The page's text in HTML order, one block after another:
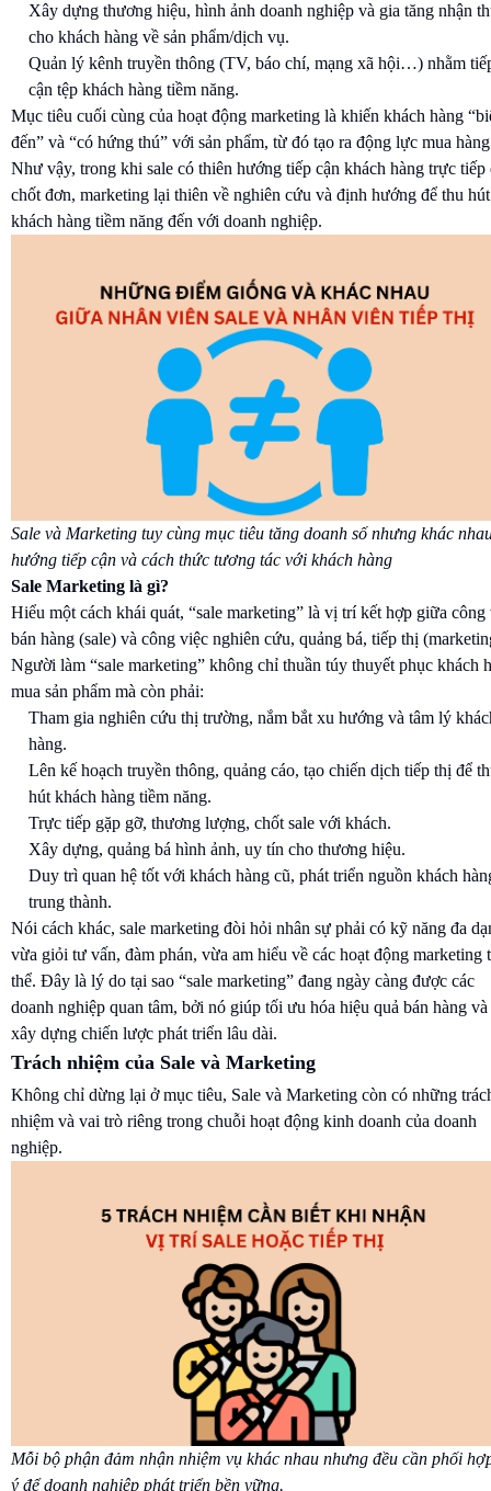
Xây dựng thương hiệu, hình ảnh doanh nghiệp và gia tăng nhận
cho khách hàng về sản phẩm/dịch vụ.
Quản lý kênh truyền thông (TV, báo chí, mạng xã hội…) nhằm
cận tệp khách hàng tiềm năng.
Mục tiêu cuối cùng của hoạt động marketing là khiến khách hàng
đến” và “có hứng thú” với sản phẩm, từ đó tạo ra động lực mua
Như vậy, trong khi sale có thiên hướng tiếp cận khách hàng trực tiếp
chốt đơn, marketing lại thiên về nghiên cứu và định hướng để thu hút
khách hàng tiềm năng đến với doanh nghiệp.
Sale và Marketing tuy cùng mục tiêu tăng doanh số nhưng khác
hướng tiếp cận và cách thức tương tác với khách hàng
Sale Marketing là gì?
Hiểu một cách khái quát, “sale marketing” là vị trí kết hợp giữa công
bán hàng (sale) và công việc nghiên cứu, quảng bá, tiếp thị
Người làm “sale marketing” không chỉ thuần túy thuyết phục khách
mua sản phẩm mà còn phải:
Tham gia nghiên cứu thị trường, nắm bắt xu hướng và tâm lý
hàng.
Lên kế hoạch truyền thông, quảng cáo, tạo chiến dịch tiếp thị để
hút khách hàng tiềm năng.
Trực tiếp gặp gỡ, thương lượng, chốt sale với khách.
Xây dựng, quảng bá hình ảnh, uy tín cho thương hiệu.
Duy trì quan hệ tốt với khách hàng cũ, phát triển nguồn khách
trung thành.
Nói cách khác, sale marketing đòi hỏi nhân sự phải có kỹ năng đa
vừa giỏi tư vấn, đàm phán, vừa am hiểu về các hoạt động marketing
thể. Đây là lý do tại sao “sale marketing” đang ngày càng được các
doanh nghiệp quan tâm, bởi nó giúp tối ưu hóa hiệu quả bán hàng và
xây dựng chiến lược phát triển lâu dài.
Trách nhiệm của Sale và Marketing
Không chỉ dừng lại ở mục tiêu, Sale và Marketing còn có những
nhiệm và vai trò riêng trong chuỗi hoạt động kinh doanh của doanh
nghiệp.
Mỗi bộ phận đảm nhận nhiệm vụ khác nhau nhưng đều cần phối
ý để doanh nghiệp phát triển bền vững.